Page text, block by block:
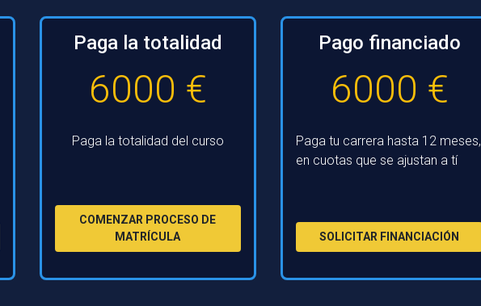
Paga la totalidad
6000 €
Paga la totalidad del curso
COMENZAR PROCESO DE
MATRÍCULA
Pago financiado
6000 €
Paga tu carrera hasta 12 meses,
en cuotas que se ajustan a tí
SOLICITAR FINANCIACIÓN